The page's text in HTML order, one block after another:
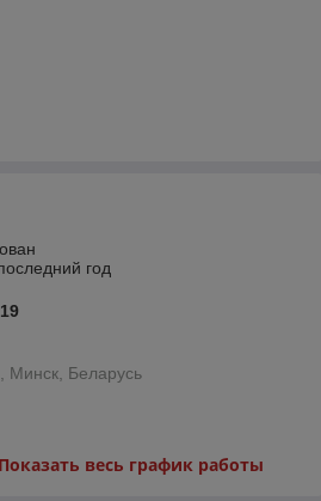
год
Минск, Беларусь
Показать весь график работы